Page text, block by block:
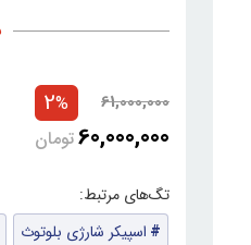
61,000,000
60,000,000تومان
2%
اسپیکر شارژی بلوتوث